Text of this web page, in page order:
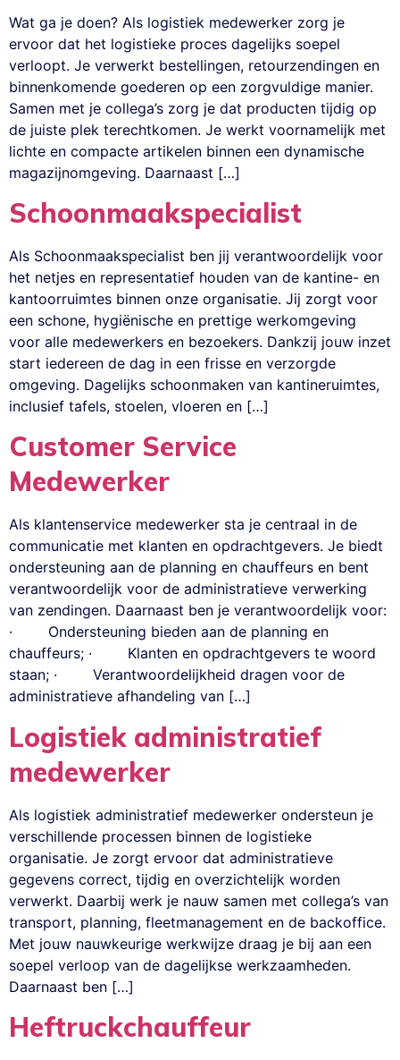
Wat ga je doen? Als logistiek medewerker zorg je
ervoor dat het logistieke proces dagelijks soepel
verloopt. Je verwerkt bestellingen, retourzendingen en
binnenkomende goederen op een zorgvuldige manier.
Samen met je collega’s zorg je dat producten tijdig op
de juiste plek terechtkomen. Je werkt voornamelijk met
lichte en compacte artikelen binnen een dynamische
magazijnomgeving. Daarnaast […]
Schoonmaakspecialist
Als Schoonmaakspecialist ben jij verantwoordelijk voor
het netjes en representatief houden van de kantine- en
kantoorruimtes binnen onze organisatie. Jij zorgt voor
een schone, hygiënische en prettige werkomgeving
voor alle medewerkers en bezoekers. Dankzij jouw inzet
start iedereen de dag in een frisse en verzorgde
omgeving. Dagelijks schoonmaken van kantineruimtes,
inclusief tafels, stoelen, vloeren en […]
Customer Service
Medewerker
Als klantenservice medewerker sta je centraal in de
communicatie met klanten en opdrachtgevers. Je biedt
ondersteuning aan de planning en chauffeurs en bent
verantwoordelijk voor de administratieve verwerking
van zendingen. Daarnaast ben je verantwoordelijk voor:
· Ondersteuning bieden aan de planning en
chauffeurs; · Klanten en opdrachtgevers te woord
staan; · Verantwoordelijkheid dragen voor de
administratieve afhandeling van […]
Logistiek administratief
medewerker
Als logistiek administratief medewerker ondersteun je
verschillende processen binnen de logistieke
organisatie. Je zorgt ervoor dat administratieve
gegevens correct, tijdig en overzichtelijk worden
verwerkt. Daarbij werk je nauw samen met collega’s van
transport, planning, fleetmanagement en de backoffice.
Met jouw nauwkeurige werkwijze draag je bij aan een
soepel verloop van de dagelijkse werkzaamheden.
Daarnaast ben […]
Heftruckchauffeur